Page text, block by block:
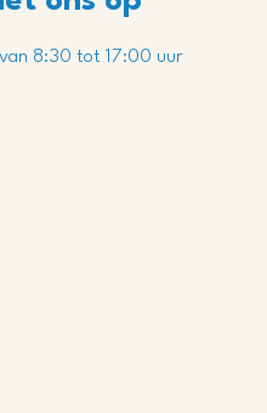
8:30 tot 17:00 uur